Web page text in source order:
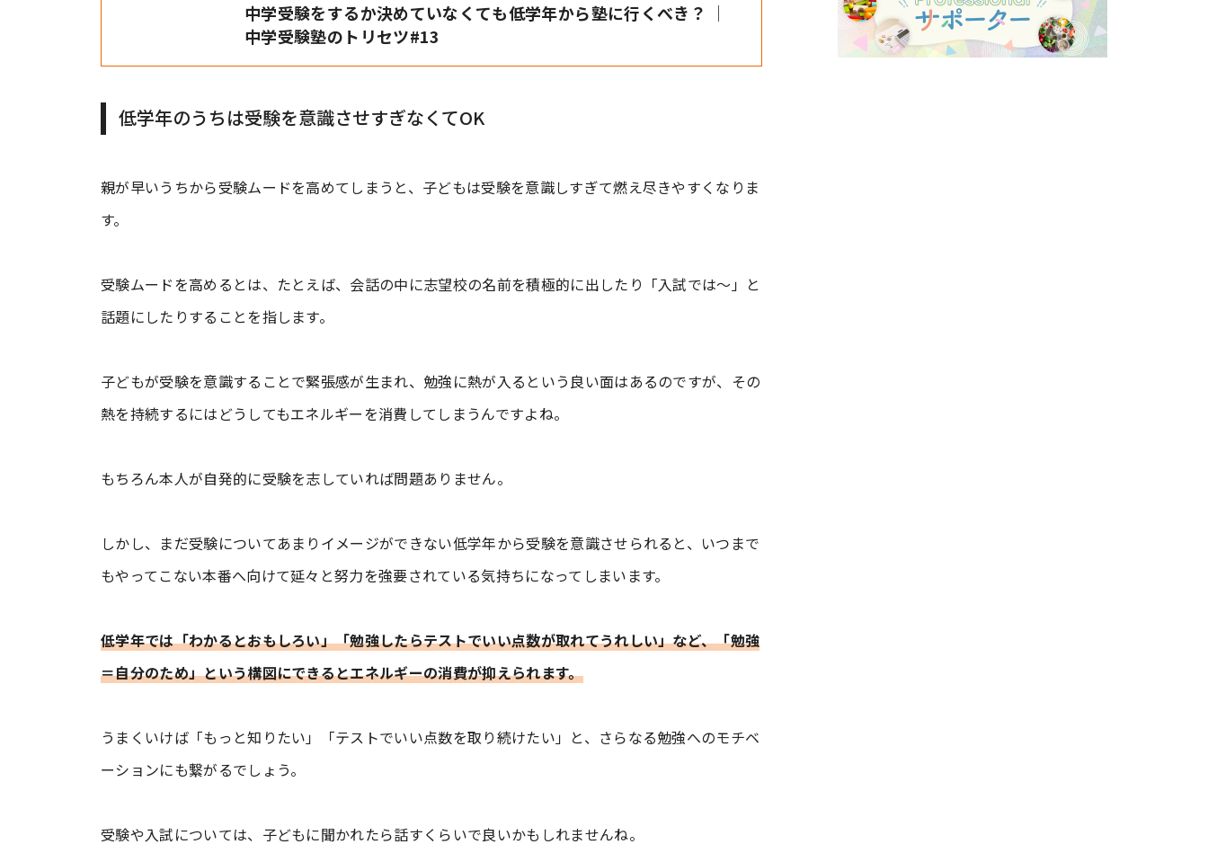
中学受験をするか決めていなくても低学年から塾に行くべき？ │
中学受験塾のトリセツ#13
低学年のうちは受験を意識させすぎなくてOK
親が早いうちから受験ムードを高めてしまうと、子どもは受験を意識しすぎて燃え尽きやすくなりま
す。
受験ムードを高めるとは、たとえば、会話の中に志望校の名前を積極的に出したり「入試では～」と
話題にしたりすることを指します。
子どもが受験を意識することで緊張感が生まれ、勉強に熱が入るという良い面はあるのですが、その
熱を持続するにはどうしてもエネルギーを消費してしまうんですよね。
もちろん本人が自発的に受験を志していれば問題ありません。
しかし、まだ受験についてあまりイメージができない低学年から受験を意識させられると、いつまで
もやってこない本番へ向けて延々と努力を強要されている気持ちになってしまいます。
低学年では「わかるとおもしろい」「勉強したらテストでいい点数が取れてうれしい」など、「勉強
＝自分のため」という構図にできるとエネルギーの消費が抑えられます。
うまくいけば「もっと知りたい」「テストでいい点数を取り続けたい」と、さらなる勉強へのモチベ
ーションにも繋がるでしょう。
受験や入試については、子どもに聞かれたら話すくらいで良いかもしれませんね。